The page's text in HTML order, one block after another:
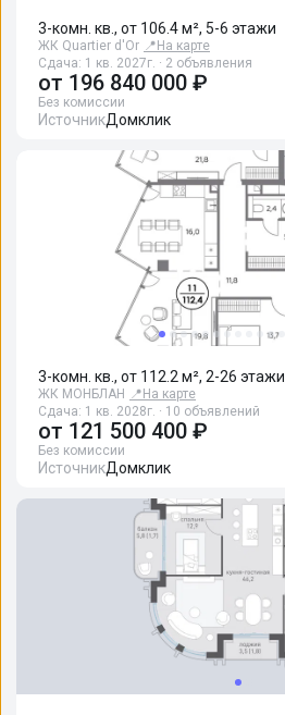
3-комн. кв., от 106.4 м², 5-6 этажи
ЖК Quartier d'Or 📍 На карте
Сдача: 1 кв. 2027г. · 2 объявления
от 196 840 000 ₽
Без комиссии
ИсточникДомклик
3-комн. кв., от 112.2 м², 2-26 этажи
ЖК МОНБЛАН 📍 На карте
Сдача: 1 кв. 2028г. · 10 объявлений
от 121 500 400 ₽
Без комиссии
ИсточникДомклик